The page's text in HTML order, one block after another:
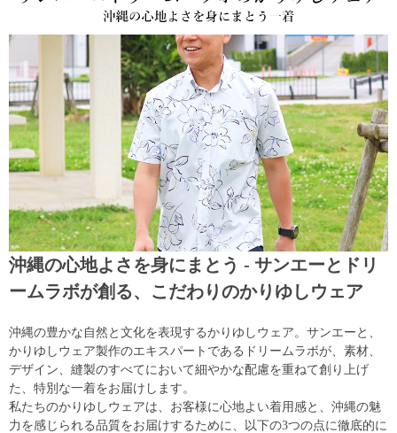
沖縄の心地よさを身にまとう - サンエーとドリ
ームラボが創る、こだわりのかりゆしウェア
沖縄の豊かな自然と文化を表現するかりゆしウェア。サンエーと、
かりゆしウェア製作のエキスパートであるドリームラボが、素材、
デザイン、縫製のすべてにおいて細やかな配慮を重ねて創り上げ
た、特別な一着をお届けします。
私たちのかりゆしウェアは、お客様に心地よい着用感と、沖縄の魅
力を感じられる品質をお届けするために、以下の3つの点に徹底的に